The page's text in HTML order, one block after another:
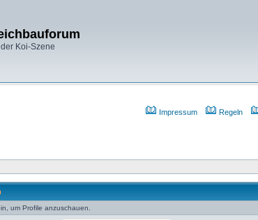
Koi-Szene
Impressum
Regeln
um Profile anzuschauen.